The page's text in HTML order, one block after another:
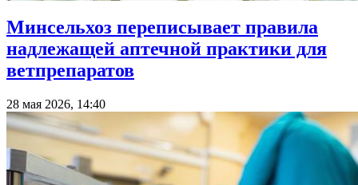
Минсельхоз переписывает правила
надлежащей аптечной практики для
ветпрепаратов
28 мая 2026, 14:40